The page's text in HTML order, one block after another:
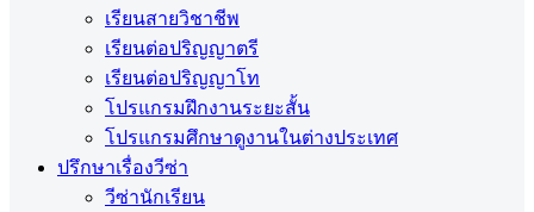
เรียนสายวิชาชีพ
เรียนต่อปริญญาตรี
เรียนต่อปริญญาโท
โปรแกรมฝึกงานระยะสั้น
โปรแกรมศึกษาดูงานในต่างประเทศ
ปรึกษาเรื่องวีซ่า
วีซ่านักเรียน